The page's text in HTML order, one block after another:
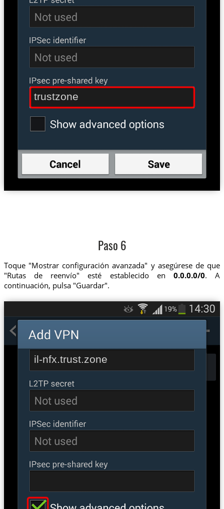
trustzone
Paso 6
Toque "Mostrar configuración avanzada" y asegúrese de que
"Rutas de reenvío" esté establecido en0.0.0.0/0. A
continuación, pulsa "Guardar".
il-nfx.trust.zone